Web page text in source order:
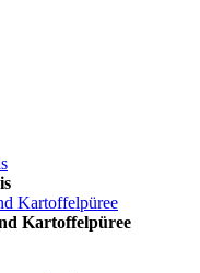
Kartoffelpüree